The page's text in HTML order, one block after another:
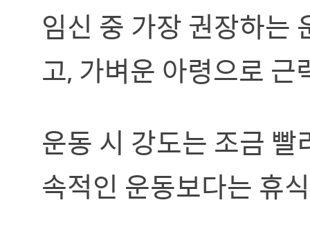
임신 중 가장 권장하는
고, 가벼운 아령으로
운동 시 강도는 조금
속적인 운동보다는 휴